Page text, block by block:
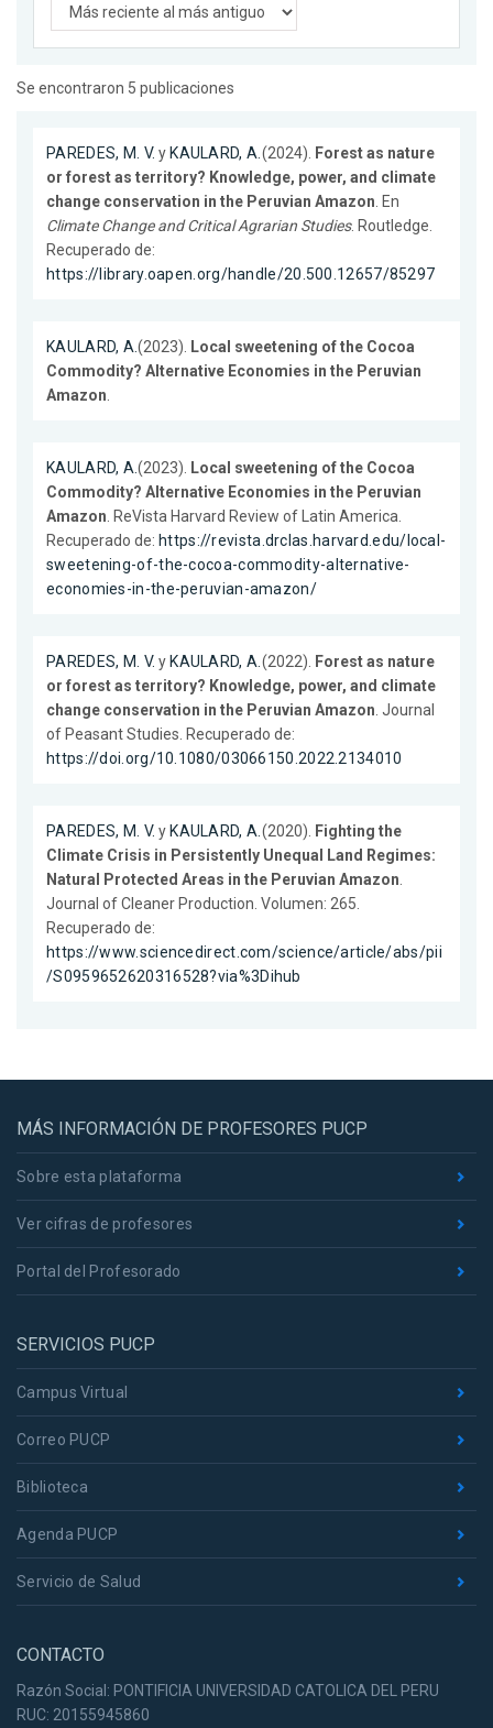
Se encontraron 5 publicaciones
PAREDES, M. V. y KAULARD, A.(2024). Forest as nature
or forest as territory? Knowledge, power, and climate
change conservation in the Peruvian Amazon. En
Climate Change and Critical Agrarian Studies. Routledge.
Recuperado de:
https://library.oapen.org/handle/20.500.12657/85297
KAULARD, A.(2023). Local sweetening of the Cocoa
Commodity? Alternative Economies in the Peruvian
Amazon.
KAULARD, A.(2023). Local sweetening of the Cocoa
Commodity? Alternative Economies in the Peruvian
Amazon. ReVista Harvard Review of Latin America.
Recuperado de: https://revista.drclas.harvard.edu/local-
sweetening-of-the-cocoa-commodity-alternative-
economies-in-the-peruvian-amazon/
PAREDES, M. V. y KAULARD, A.(2022). Forest as nature
or forest as territory? Knowledge, power, and climate
change conservation in the Peruvian Amazon. Journal
of Peasant Studies. Recuperado de:
https://doi.org/10.1080/03066150.2022.2134010
PAREDES, M. V. y KAULARD, A.(2020). Fighting the
Climate Crisis in Persistently Unequal Land Regimes:
Natural Protected Areas in the Peruvian Amazon.
Journal of Cleaner Production. Volumen: 265.
Recuperado de:
https://www.sciencedirect.com/science/article/abs/pii
/S0959652620316528?via%3Dihub
MÁS INFORMACIÓN DE PROFESORES PUCP
Sobre esta plataforma
Ver cifras de profesores
Portal del Profesorado
SERVICIOS PUCP
Campus Virtual
Correo PUCP
Biblioteca
Agenda PUCP
Servicio de Salud
CONTACTO
Razón Social: PONTIFICIA UNIVERSIDAD CATOLICA DEL PERU
RUC: 20155945860